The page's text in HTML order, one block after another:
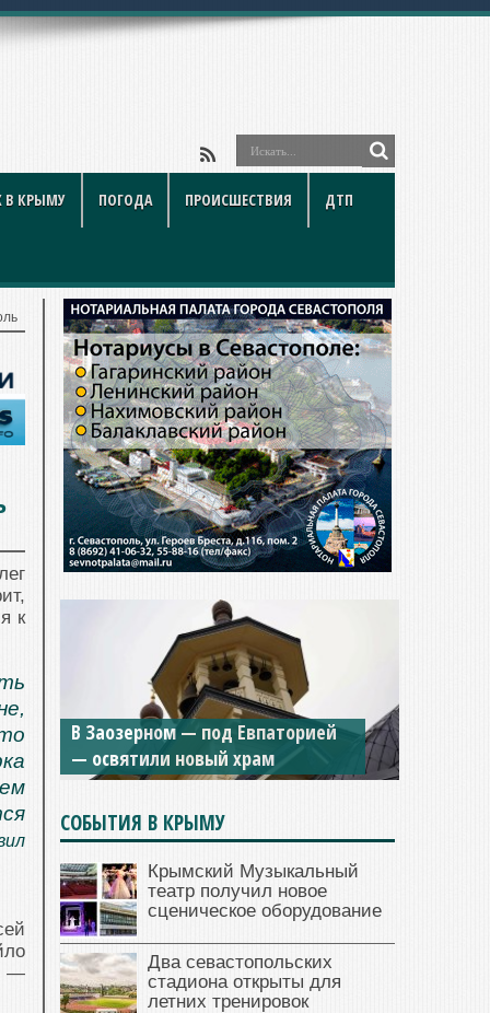
В КРЫМУ ПОГОДА ПРОИСШЕСТВИЯ ДТП
к
—
В Заозерном — под Евпаторией
— освятили новый храм
СОБЫТИЯ В КРЫМУ
Крымский Музыкальный
театр получил новое
сценическое оборудование
Два севастопольских
стадиона открыты для
летних тренировок